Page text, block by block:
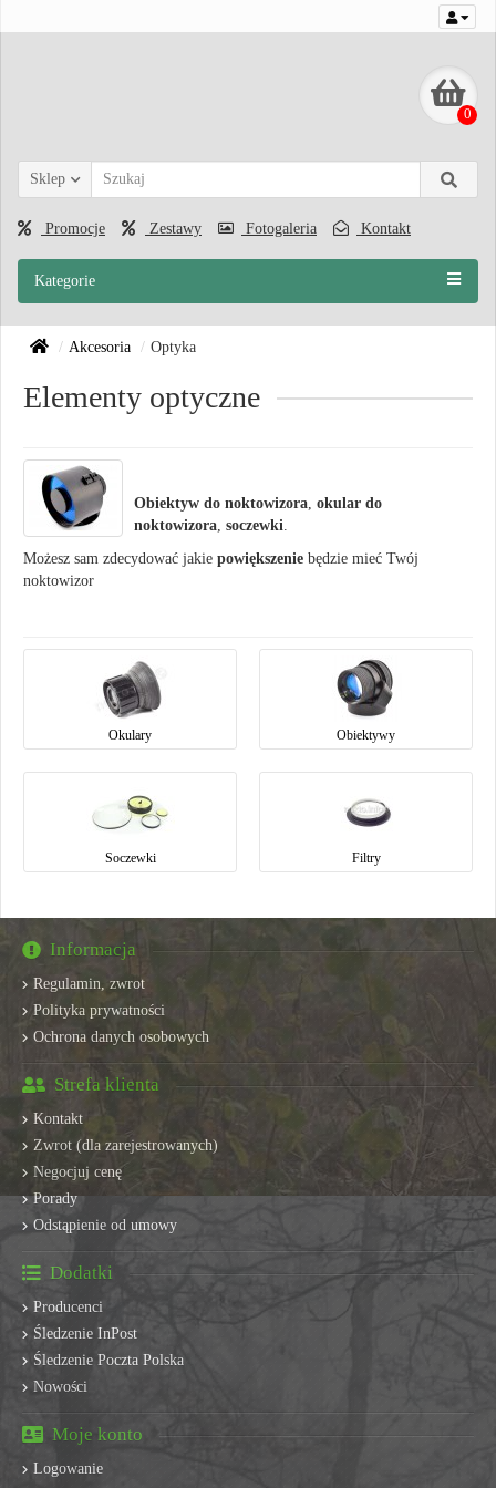
0
Sklep
Promocje Zestawy Fotogaleria Kontakt
Kategorie
Akcesoria Optyka
Elementy optyczne
Obiektyw do noktowizora, okular do
noktowizora, soczewki.
Możesz sam zdecydować jakie powiększenie będzie mieć Twój
noktowizor
Okulary Obiektywy
Soczewki Filtry
Informacja
Regulamin, zwrot
Polityka prywatności
Ochrona danych osobowych
Strefa klienta
Kontakt
Zwrot (dla zarejestrowanych)
Negocjuj cenę
Porady
Odstąpienie od umowy
Dodatki
Producenci
Śledzenie InPost
Śledzenie Poczta Polska
Nowości
Moje konto
Logowanie